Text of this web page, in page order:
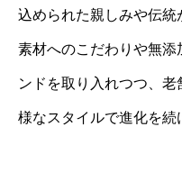
込められた親しみや伝
素材へのこだわりや無添
ンドを取り入れつつ、
様なスタイルで進化を続